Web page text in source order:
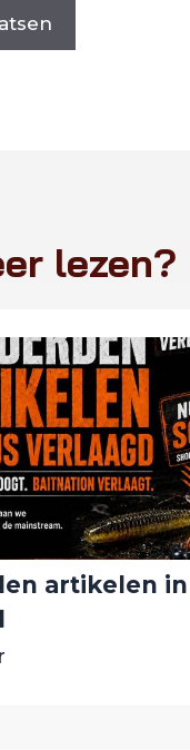
lezen?
artikelen